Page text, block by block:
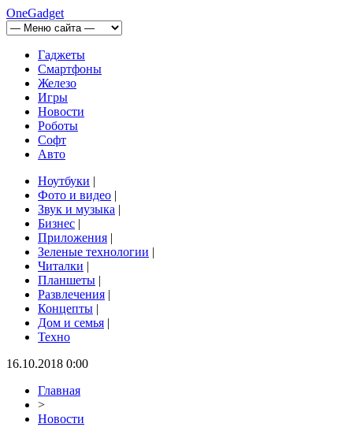
OneGadget
Гаджеты
Смартфоны
Железо
Игры
Новости
Роботы
Софт
Авто
Ноутбуки |
Фото и видео |
Звук и музыка |
Бизнес |
Приложения |
Зеленые технологии |
Читалки |
Планшеты |
Развлечения |
Концепты |
Дом и семья |
Техно
16.10.2018 0:00
Главная
>
Новости